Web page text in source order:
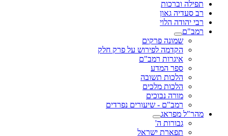
תפילה וברכות
רב סעדיה גאון
רבי יהודה הלוי
רמב"ם
שמונה פרקים
הקדמה לפירוש על פרק חלק
איגרות רמב"ם
ספר המדע
הלכות תשובה
הלכות מלכים
מורה נבוכים
רמב"ם - שיעורים נפרדים
מהר"ל מפראג
גבורות ה'
תפארת ישראל